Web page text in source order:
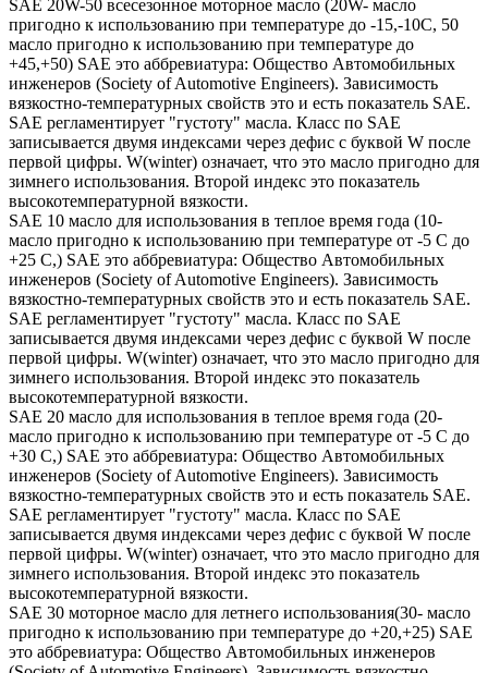
SAE 20W-50 всесезонное моторное масло (20W- масло
пригодно к использованию при температуре до -15,-10С, 50
масло пригодно к использованию при температуре до
+45,+50) SAE это аббревиатура: Общество Автомобильных
инженеров (Society of Automotive Engineers). Зависимость
вязкостно-температурных свойств это и есть показатель SAE.
SAE регламентирует "густоту" масла. Класс по SAE
записывается двумя индексами через дефис с буквой W после
первой цифры. W(winter) означает, что это масло пригодно для
зимнего использования. Второй индекс это показатель
высокотемпературной вязкости.
SAE 10 масло для использования в теплое время года (10-
масло пригодно к использованию при температуре от -5 С до
+25 С,) SAE это аббревиатура: Общество Автомобильных
инженеров (Society of Automotive Engineers). Зависимость
вязкостно-температурных свойств это и есть показатель SAE.
SAE регламентирует "густоту" масла. Класс по SAE
записывается двумя индексами через дефис с буквой W после
первой цифры. W(winter) означает, что это масло пригодно для
зимнего использования. Второй индекс это показатель
высокотемпературной вязкости.
SAE 20 масло для использования в теплое время года (20-
масло пригодно к использованию при температуре от -5 С до
+30 С,) SAE это аббревиатура: Общество Автомобильных
инженеров (Society of Automotive Engineers). Зависимость
вязкостно-температурных свойств это и есть показатель SAE.
SAE регламентирует "густоту" масла. Класс по SAE
записывается двумя индексами через дефис с буквой W после
первой цифры. W(winter) означает, что это масло пригодно для
зимнего использования. Второй индекс это показатель
высокотемпературной вязкости.
SAE 30 моторное масло для летнего использования(30- масло
пригодно к использованию при температуре до +20,+25) SAE
это аббревиатура: Общество Автомобильных инженеров